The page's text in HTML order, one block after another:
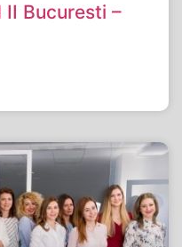
II Bucuresti –